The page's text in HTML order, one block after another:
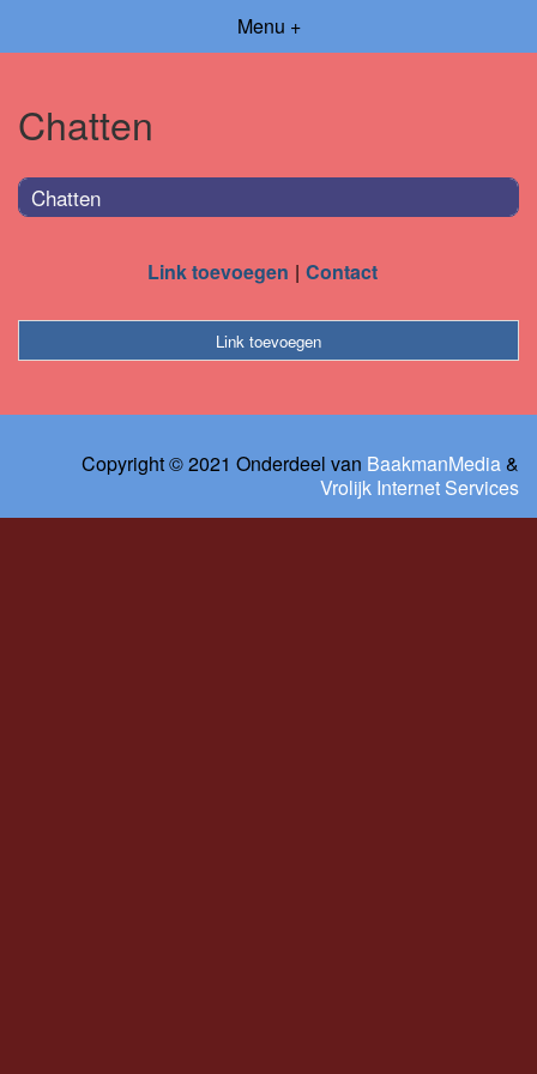
Menu +
Chatten
Chatten
Link toevoegen Contact
Link toevoegen
Copyright © 2021 Onderdeel van BaakmanMedia&
Vrolijk Internet Services